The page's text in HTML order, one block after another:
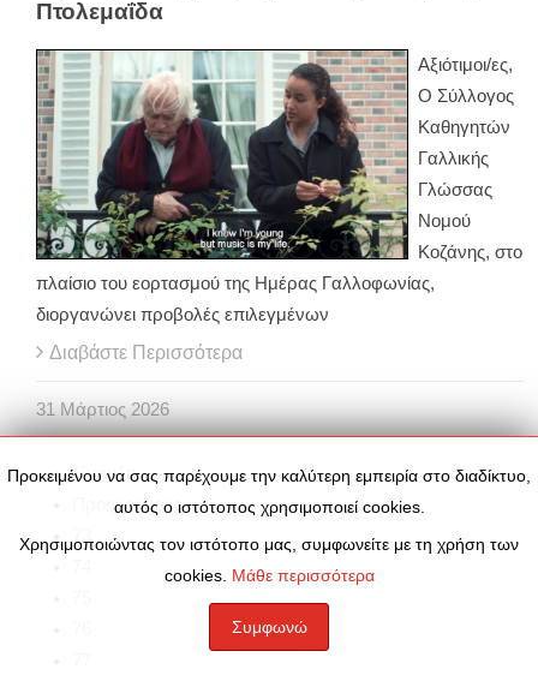
Πτολεμαΐδα
Αξιότιμοι/ες,
Ο Σύλλογος
Καθηγητών
Γαλλικής
Γλώσσας
Νομού
Κοζάνης, στο
πλαίσιο του εορτασμού της Ημέρας Γαλλοφωνίας,
διοργανώνει προβολές επιλεγμένων
Διαβάστε Περισσότερα
31 Μάρτιος 2026
Έναρξη
Προηγούμενο
Προκειμένου να σας παρέχουμε την καλύτερη εμπειρία στο διαδίκτυο,
αυτός ο ιστότοπος χρησιμοποιεί cookies.
Χρησιμοποιώντας τον ιστότοπο μας, συμφωνείτε με τη χρήση των
cookies. Μάθε περισσότερα
Συμφωνώ